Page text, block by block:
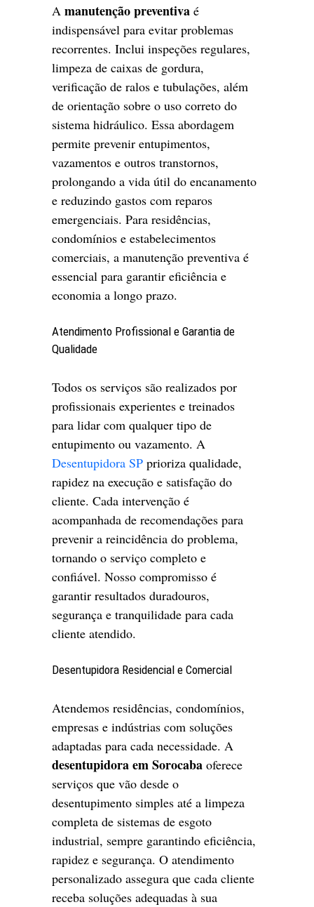
A manutenção preventiva é
indispensável para evitar problemas
recorrentes. Inclui inspeções regulares,
limpeza de caixas de gordura,
verificação de ralos e tubulações, além
de orientação sobre o uso correto do
sistema hidráulico. Essa abordagem
permite prevenir entupimentos,
vazamentos e outros transtornos,
prolongando a vida útil do encanamento
e reduzindo gastos com reparos
emergenciais. Para residências,
condomínios e estabelecimentos
comerciais, a manutenção preventiva é
essencial para garantir eficiência e
economia a longo prazo.
Atendimento Profissional e Garantia de
Qualidade
Todos os serviços são realizados por
profissionais experientes e treinados
para lidar com qualquer tipo de
entupimento ou vazamento. A
Desentupidora SP prioriza qualidade,
rapidez na execução e satisfação do
cliente. Cada intervenção é
acompanhada de recomendações para
prevenir a reincidência do problema,
tornando o serviço completo e
confiável. Nosso compromisso é
garantir resultados duradouros,
segurança e tranquilidade para cada
cliente atendido.
Desentupidora Residencial e Comercial
Atendemos residências, condomínios,
empresas e indústrias com soluções
adaptadas para cada necessidade. A
desentupidora em Sorocaba oferece
serviços que vão desde o
desentupimento simples até a limpeza
completa de sistemas de esgoto
industrial, sempre garantindo eficiência,
rapidez e segurança. O atendimento
personalizado assegura que cada cliente
receba soluções adequadas à sua